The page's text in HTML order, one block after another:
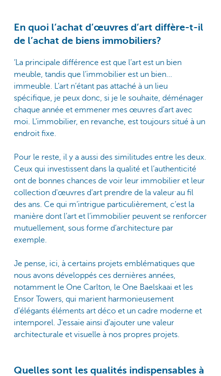
En quoi l’achat d’œuvres d’art diffère-t-il
de l’achat de biens immobiliers?
‘La principale différence est que l’art est un bien
meuble, tandis que l’immobilier est un bien...
immeuble. L’art n’étant pas attaché à un lieu
spécifique, je peux donc, si je le souhaite, déménager
chaque année et emmener mes œuvres d’art avec
moi. L'immobilier, en revanche, est toujours situé à un
endroit fixe.
Pour le reste, il y a aussi des similitudes entre les deux.
Ceux qui investissent dans la qualité et l’authenticité
ont de bonnes chances de voir leur immobilier et leur
collection d'œuvres d’art prendre de la valeur au fil
des ans. Ce qui m’intrigue particulièrement, c’est la
manière dont l’art et l’immobilier peuvent se renforcer
mutuellement, sous forme d’architecture par
exemple.
Je pense, ici, à certains projets emblématiques que
nous avons développés ces dernières années,
notamment le One Carlton, le One Baelskaai et les
Ensor Towers, qui marient harmonieusement
d’élégants éléments art déco et un cadre moderne et
intemporel. J’essaie ainsi d’ajouter une valeur
architecturale et visuelle à nos propres projets.
Quelles sont les qualités indispensables à